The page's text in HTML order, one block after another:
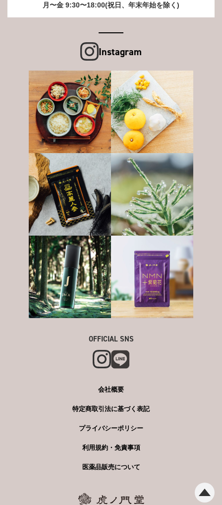
月〜金 9:30〜18:00(祝日、年末年始を除く)
Instagram
OFFICIAL SNS
会社概要
特定商取引法に基づく表記
プライバシーポリシー
利用規約・免責事項
医薬品販売について